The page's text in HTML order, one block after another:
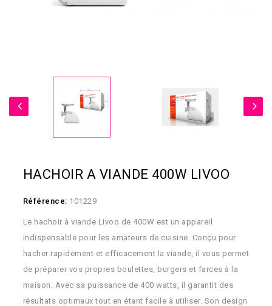
HACHOIR A VIANDE 400W LIVOO
Référence: 101229
Le hachoir à viande Livoo de 400W est un appareil
indispensable pour les amateurs de cuisine. Conçu pour
hacher rapidement et efficacement la viande, il vous permet
de préparer vos propres boulettes, burgers et farces à la
maison. Avec sa puissance de 400 watts, il garantit des
résultats optimaux tout en étant facile à utiliser. Son design